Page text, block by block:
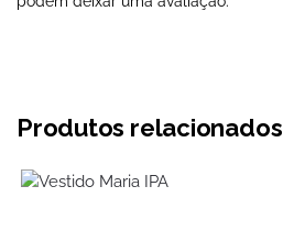
Produtos relacionados